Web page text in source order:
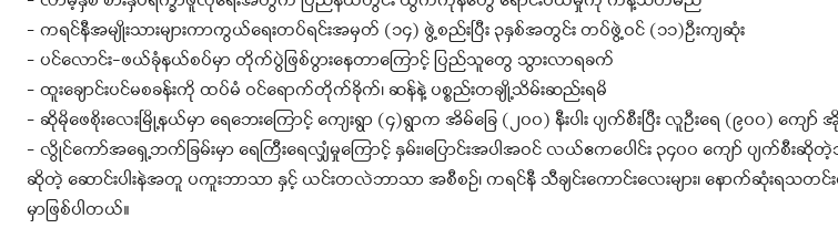
– ကရင်နီအမျိုးသားများကာကွယ်ရေးတပ်ရင်းအမှတ် (၁၄) ဖွဲ့စည်းပြီး ၃နှစ်အတွင်း တပ်ဖွဲ့ဝင် (၁၁)ဦးကျဆုံး
– ပင်လောင်း-ဖယ်ခုံနယ်စပ်မှာ တိုက်ပွဲဖြစ်ပွားနေတာကြောင့် ပြည်သူတွေ သွားလာရခက်
– ထူးချောင်းပင်မစခန်းကို ထပ်မံ ဝင်ရောက်တိုက်ခိုက်၊ ဆန်နဲ့ ပစ္စည်းတချို့သိမ်းဆည်းရမိ
– ဆိုမိုဖေစိုးလေးမြို့နယ်မှာ ရေဘေးကြောင့် ကျေးရွာ (၄)ရွာက အိမ်ခြေ (၂၀၀) နီးပါး ပျက်စီးပြီး လူဦးရေ (၉၀၀) ကျော်
– လွိုင်ကော်အရှေ့ဘက်ခြမ်းမှာ ရေကြီးရေလျှံမှုကြောင့် နှမ်း၊ပြောင်းအပါအဝင် လယ်ဧကပေါင်း ၃၄၀၀ ကျော် ပျက်စီး
ဆိုတဲ့ ဆောင်းပါးနဲအ‌တူ ပကူးဘာသာ နှင့် ယင်းတလဲဘာသာ အစီစဉ်၊ ကရင်နီ သီချင်းကောင်းလေးများ၊ နောက်ဆုံးရသတင်
မှာဖြစ်ပါတယ်။